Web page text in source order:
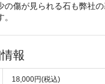
の傷が見られる石も弊社
報
18,000円(税込)